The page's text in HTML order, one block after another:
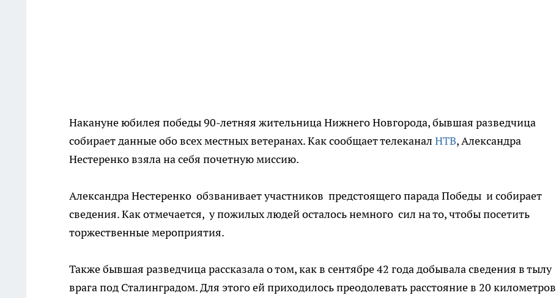
Накануне юбилея победы 90-летняя жительница Нижнего Новгорода, бывшая разведчица
собирает данные обо всех местных ветеранах. Как сообщает телеканал НТВ, Александра
Нестеренко взяла на себя почетную миссию.
Александра Нестеренко обзванивает участников предстоящего парада Победы и собирает
сведения. Как отмечается, у пожилых людей осталось немного сил на то, чтобы посетить
торжественные мероприятия.
Также бывшая разведчица рассказала о том, как в сентябре 42 года добывала сведения в тылу
врага под Сталинградом. Для этого ей приходилось преодолевать расстояние в 20 километров